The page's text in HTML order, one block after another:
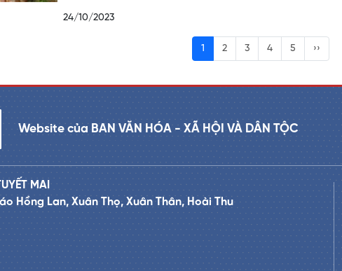
24/10/2023
1 2 3 4 5 ››
Website của BAN VĂN HÓA - XÃ HỘI VÀ DÂN TỘC
MAI
Hồng Lan, Xuân Thọ, Xuân Thân, Hoài Thu